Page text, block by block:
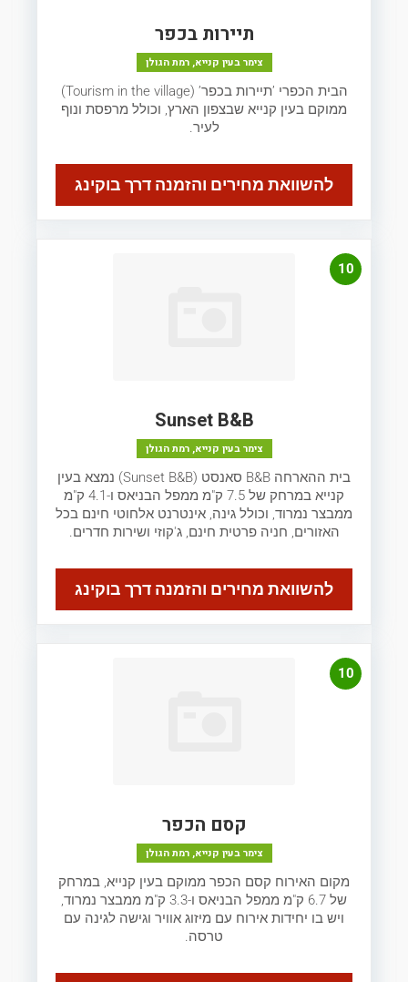
תיירות בכפר
צימר בעין קנייא, רמת הגולן
הבית הכפרי ’תיירות בכפר’ (Tourism in the village)
ממוקם בעין קנייא שבצפון הארץ, וכולל מרפסת ונוף
לעיר.
להשוואת מחירים והזמנה דרך בוקינג
10
Sunset B&B
צימר בעין קנייא, רמת הגולן
בית ההארחה B&B סאנסט (Sunset B&B) נמצא בעין
קנייא במרחק של 7.5 ק"מ ממפל הבניאס ו-4.1 ק"מ
ממבצר נמרוד, וכולל גינה, אינטרנט אלחוטי חינם בכל
האזורים, חניה פרטית חינם, ג'קוזי ושירות חדרים.
להשוואת מחירים והזמנה דרך בוקינג
10
קסם הכפר
צימר בעין קנייא, רמת הגולן
מקום האירוח קסם הכפר ממוקם בעין קנייא, במרחק
של 6.7 ק"מ ממפל הבניאס ו-3.3 ק"מ ממבצר נמרוד,
ויש בו יחידות אירוח עם מיזוג אוויר וגישה לגינה עם
טרסה.